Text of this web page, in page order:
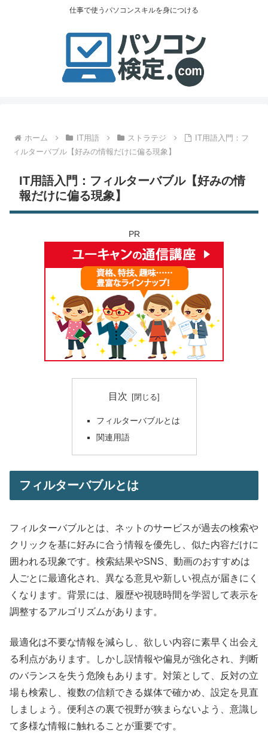
仕事で使うパソコンスキルを身につける
ホーム IT用語 ストラテジ
IT用語入門：フ
ィルターバブル【好みの情報だけに偏る現象】
IT用語入門：フィルターバブル【好みの情
報だけに偏る現象】
PR
目次
フィルターバブルとは
関連用語
フィルターバブルとは
フィルターバブルとは、ネットのサービスが過去の検索や
クリックを基に好みに合う情報を優先し、似た内容だけに
囲われる現象です。検索結果やSNS、動画のおすすめは
人ごとに最適化され、異なる意見や新しい視点が届きにく
くなります。背景には、履歴や視聴時間を学習して表示を
調整するアルゴリズムがあります。
最適化は不要な情報を減らし、欲しい内容に素早く出会え
る利点があります。しかし誤情報や偏見が強化され、判断
のバランスを失う危険もあります。対策として、反対の立
場も検索し、複数の信頼できる媒体で確かめ、設定を見直
しましょう。便利さの裏で視野が狭まらないよう、意識し
て多様な情報に触れることが重要です。